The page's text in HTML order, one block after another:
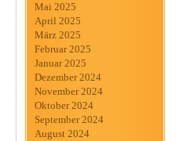
Mai 2025
April 2025
März 2025
Februar 2025
Januar 2025
Dezember 2024
November 2024
Oktober 2024
September 2024
August 2024